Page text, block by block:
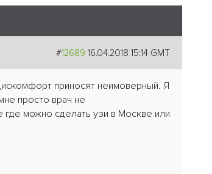
#12689 16.04.2018 15:14 GMT
приносят неимоверный. Я
просто врач не
можно сделать узи в Москве или